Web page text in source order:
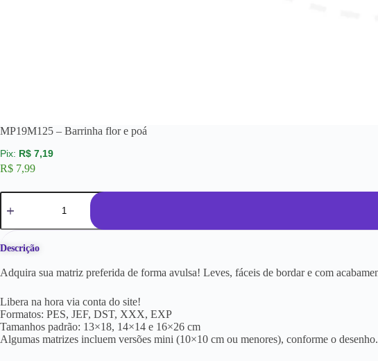
MP19M125 – Barrinha flor e poá
R$ 7,19
R$ 7,99
Descrição
Adquira sua matriz preferida de forma avulsa! Leves, fáceis de bordar e com
Libera na hora via conta do site!
Formatos: PES, JEF, DST, XXX, EXP
Tamanhos padrão: 13×18, 14×14 e 16×26 cm
Algumas matrizes incluem versões mini (10×10 cm ou menores), conforme o desenho.